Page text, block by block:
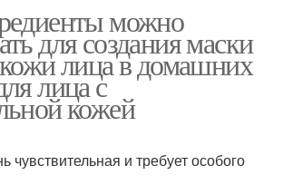
можно
для создания маски
лица в домашних
лица с
кожей
чувствительная и требует особого